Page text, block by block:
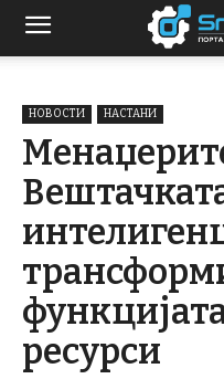
НОВОСТИ НАСТАНИ
ресурси